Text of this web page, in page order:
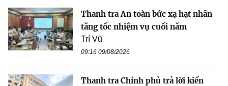
Thanh tra An toàn bức xạ hạt nhân
tăng tốc nhiệm vụ cuối năm
Trí Vũ
09:16 09/08/2026
Thanh tra Chính phủ trả lời kiến